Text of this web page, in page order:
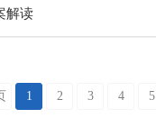
解读
1 2 3 4 5